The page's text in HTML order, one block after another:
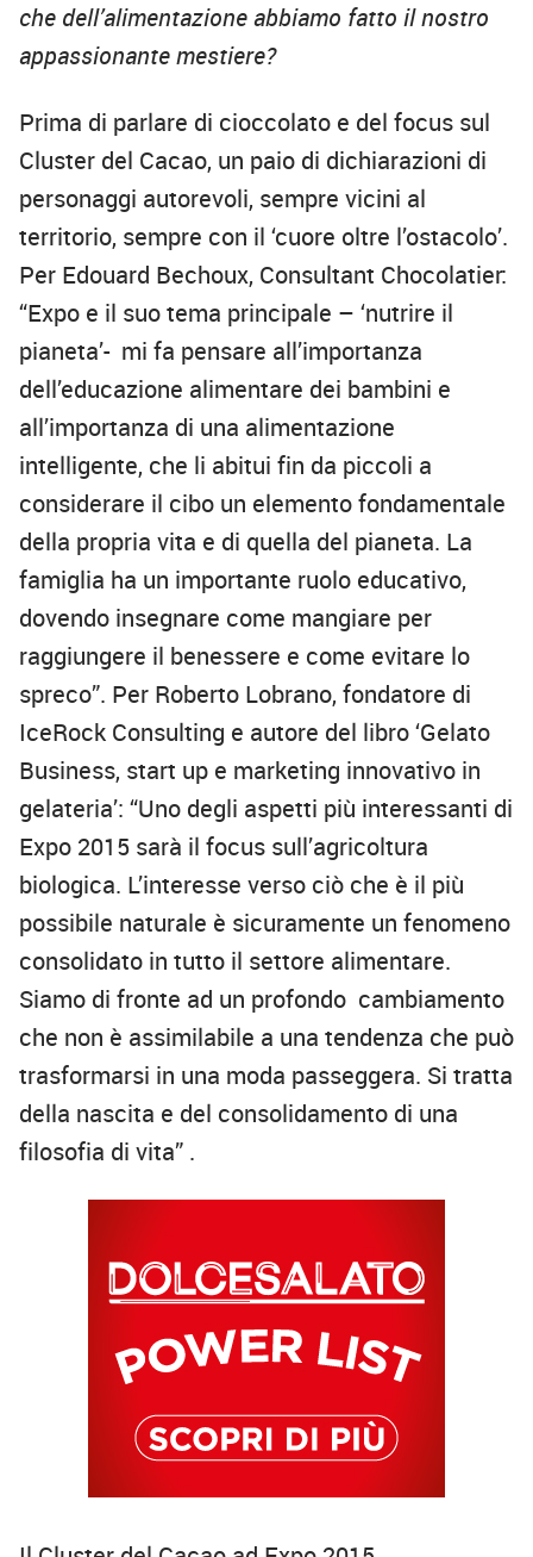
che dell’alimentazione abbiamo fatto il nostro
appassionante mestiere?
Prima di parlare di cioccolato e del focus sul
Cluster del Cacao, un paio di dichiarazioni di
personaggi autorevoli, sempre vicini al
territorio, sempre con il ‘cuore oltre l’ostacolo’.
Per Edouard Bechoux, Consultant Chocolatier:
“Expo e il suo tema principale – ‘nutrire il
pianeta’- mi fa pensare all’importanza
dell’educazione alimentare dei bambini e
all’importanza di una alimentazione
intelligente, che li abitui fin da piccoli a
considerare il cibo un elemento fondamentale
della propria vita e di quella del pianeta. La
famiglia ha un importante ruolo educativo,
dovendo insegnare come mangiare per
raggiungere il benessere e come evitare lo
spreco”. Per Roberto Lobrano, fondatore di
IceRock Consulting e autore del libro ‘Gelato
Business, start up e marketing innovativo in
gelateria’: “Uno degli aspetti più interessanti di
Expo 2015 sarà il focus sull’agricoltura
biologica. L’interesse verso ciò che è il più
possibile naturale è sicuramente un fenomeno
consolidato in tutto il settore alimentare.
Siamo di fronte ad un profondo cambiamento
che non è assimilabile a una tendenza che può
trasformarsi in una moda passeggera. Si tratta
della nascita e del consolidamento di una
filosofia di vita” .